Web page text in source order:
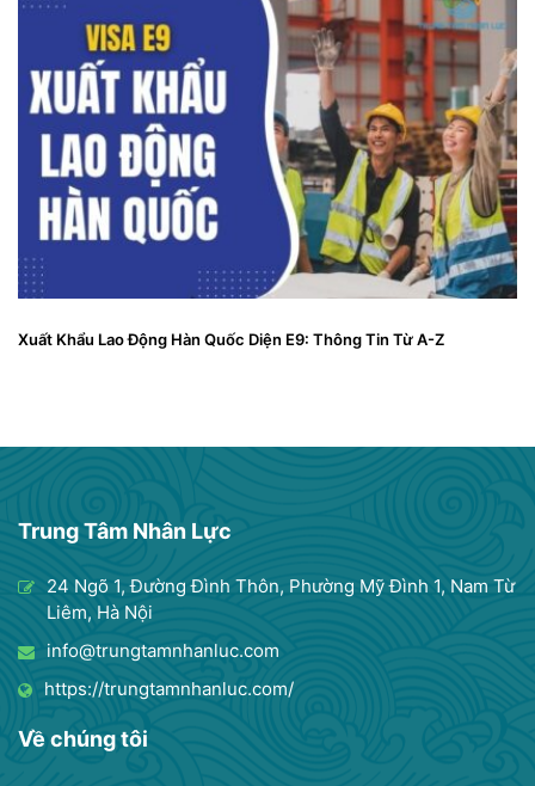
Xuất Khẩu Lao Động Hàn Quốc Diện E9: Thông Tin Từ A-Z
Trung Tâm Nhân Lực
24 Ngõ 1, Đường Đình Thôn, Phường Mỹ Đình 1, Nam Từ
Liêm, Hà Nội
info@trungtamnhanluc.com
https://trungtamnhanluc.com/
Về chúng tôi